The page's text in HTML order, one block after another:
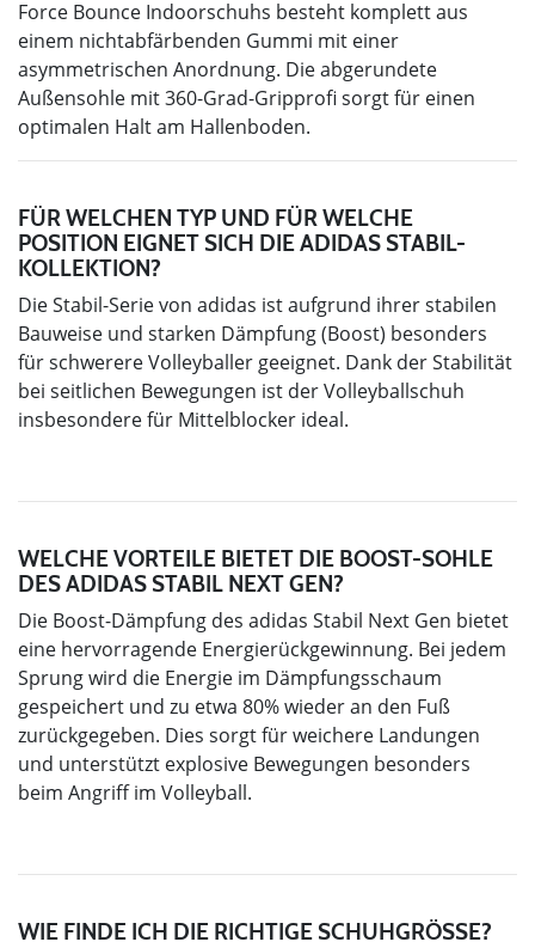
Force Bounce Indoorschuhs besteht komplett aus
einem nichtabfärbenden Gummi mit einer
asymmetrischen Anordnung. Die abgerundete
Außensohle mit 360-Grad-Gripprofi sorgt für einen
optimalen Halt am Hallenboden.
FÜR WELCHEN TYP UND FÜR WELCHE
POSITION EIGNET SICH DIE ADIDAS STABIL-
KOLLEKTION?
Die Stabil-Serie von adidas ist aufgrund ihrer stabilen
Bauweise und starken Dämpfung (Boost) besonders
für schwerere Volleyballer geeignet. Dank der Stabilität
bei seitlichen Bewegungen ist der Volleyballschuh
insbesondere für Mittelblocker ideal.
WELCHE VORTEILE BIETET DIE BOOST-SOHLE
DES ADIDAS STABIL NEXT GEN?
Die Boost-Dämpfung des adidas Stabil Next Gen bietet
eine hervorragende Energierückgewinnung. Bei jedem
Sprung wird die Energie im Dämpfungsschaum
gespeichert und zu etwa 80% wieder an den Fuß
zurückgegeben. Dies sorgt für weichere Landungen
und unterstützt explosive Bewegungen besonders
beim Angriff im Volleyball.
WIE FINDE ICH DIE RICHTIGE SCHUHGRÖSSE?